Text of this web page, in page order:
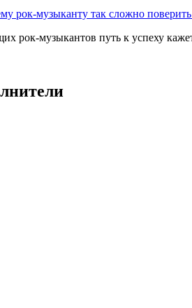
рок-музыкантов путь к успеху